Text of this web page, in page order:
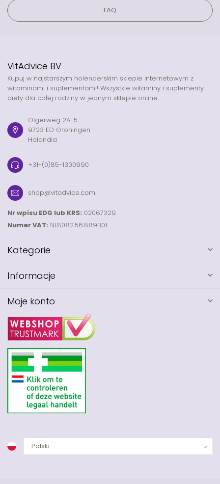
FAQ
VitAdvice BV
Kupuj w najstarszym holenderskim sklepie internetowym z
witaminami i suplementami! Wszystkie witaminy i suplementy
diety dla całej rodziny w jednym sklepie online.
Olgerweg 2A-5
9723 ED Groningen
Holandia
+31-(0)85-1300990
shop@vitadvice.com
Nr wpisu EDG lub KRS: 02067329
Numer VAT: NL8082.56.889B01
Kategorie
Informacje
Moje konto